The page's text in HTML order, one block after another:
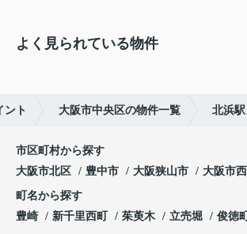
よく見られている物件
ント 大阪市中央区の物件一覧 北浜駅
市区町村から探す
大阪市北区
豊中市 大阪狭山市 大阪市
町名から探す
豊崎
新千里西町 茱萸木 立売堀 俊徳町